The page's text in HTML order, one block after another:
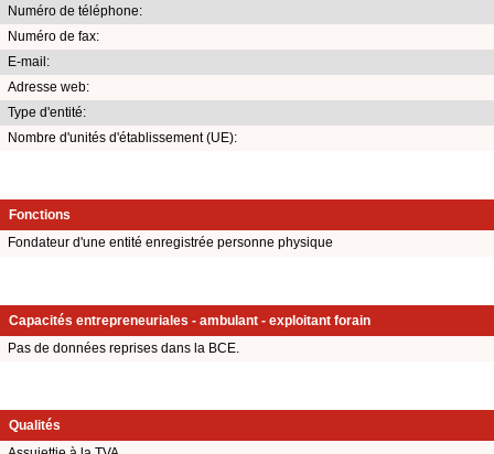
Numéro de téléphone:
Numéro de fax:
E-mail:
Adresse web:
Type d'entité:
Nombre d'unités d'établissement (UE):
Fonctions
Fondateur d'une entité enregistrée personne physique
Capacités entrepreneuriales - ambulant - exploitant forain
Pas de données reprises dans la BCE.
Qualités